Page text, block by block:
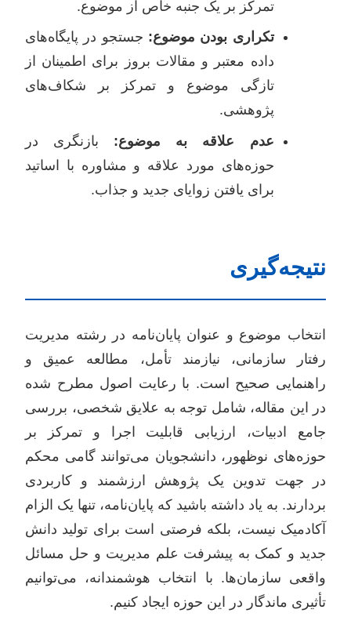
تمرکز بر یک جنبه خاص از موضوع.
تکراری بودن موضوع: جستجو در پایگاه‌های
داده معتبر و مقالات بروز برای اطمینان از
تازگی موضوع و تمرکز بر شکاف‌های
پژوهشی.
عدم علاقه به موضوع: بازنگری در
حوزه‌های مورد علاقه و مشاوره با اساتید
برای یافتن زوایای جدید و جذاب.
نتیجه‌گیری
انتخاب موضوع و عنوان پایان‌نامه در رشته مدیریت
رفتار سازمانی، نیازمند تأمل، مطالعه عمیق و
راهنمایی صحیح است. با رعایت اصول مطرح شده
در این مقاله، شامل توجه به علایق شخصی، بررسی
جامع ادبیات، ارزیابی قابلیت اجرا و تمرکز بر
حوزه‌های نوظهور، دانشجویان می‌توانند گامی محکم
در جهت تدوین یک پژوهش ارزشمند و کاربردی
بردارند. به یاد داشته باشید که پایان‌نامه، تنها یک الزام
آکادمیک نیست، بلکه فرصتی است برای تولید دانش
جدید و کمک به پیشرفت علم مدیریت و حل مسائل
واقعی سازمان‌ها. با انتخاب هوشمندانه، می‌توانیم
تأثیری ماندگار در این حوزه ایجاد کنیم.